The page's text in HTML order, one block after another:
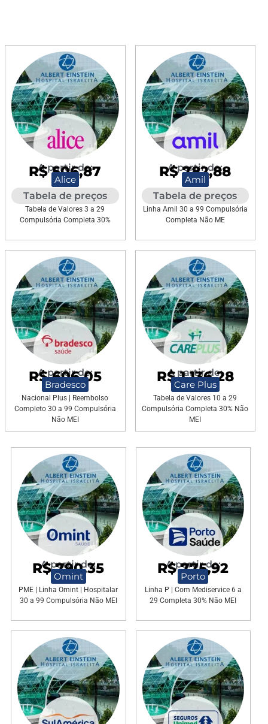
A partir de:
R$ 506,87
Alice
Tabela de preços
Tabela de Valores 3 a 29
Compulsória Completa 30%
A partir de:
R$ 782,88
Amil
Tabela de preços
Linha Amil 30 a 99 Compulsória
Completa Não ME
A partir de:
R$ 606,05
Bradesco
Nacional Plus | Reembolso
Completo 30 a 99 Compulsória
Não MEI
A partir de:
R$ 1.136,28
Care Plus
Tabela de Valores 10 a 29
Compulsória Completa 30% Não
MEI
A partir de:
R$ 790,35
Omint
PME | Linha Omint | Hospitalar
30 a 99 Compulsória Não MEI
A partir de:
R$ 775,92
Porto
Linha P | Com Mediservice 6 a
29 Completa 30% Não MEI